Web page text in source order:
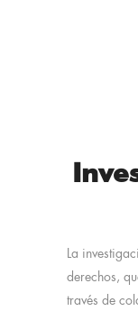
La
derechos,
través de